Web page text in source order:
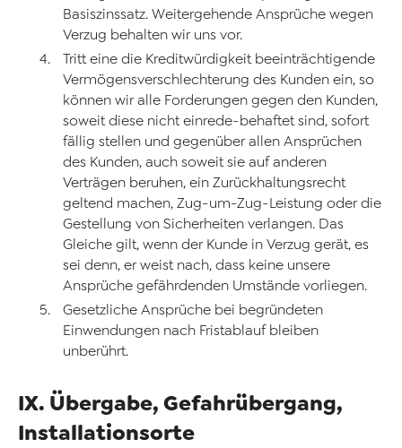
Basiszinssatz. Weitergehende Ansprüche wegen
Verzug behalten wir uns vor.
Tritt eine die Kreditwürdigkeit beeinträchtigende
Vermögensverschlechterung des Kunden ein, so
können wir alle Forderungen gegen den Kunden,
soweit diese nicht einrede-behaftet sind, sofort
fällig stellen und gegenüber allen Ansprüchen
des Kunden, auch soweit sie auf anderen
Verträgen beruhen, ein Zurückhaltungsrecht
geltend machen, Zug-um-Zug-Leistung oder die
Gestellung von Sicherheiten verlangen. Das
Gleiche gilt, wenn der Kunde in Verzug gerät, es
sei denn, er weist nach, dass keine unsere
Ansprüche gefährdenden Umstände vorliegen.
Gesetzliche Ansprüche bei begründeten
Einwendungen nach Fristablauf bleiben
unberührt.
IX. Übergabe, Gefahrübergang,
Installationsorte